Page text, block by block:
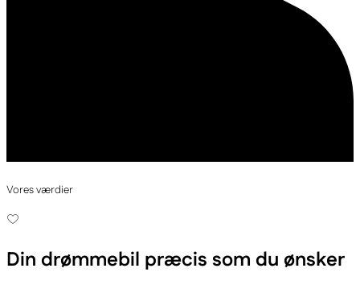
Vores værdier
Din drømmebil præcis som du ønsker